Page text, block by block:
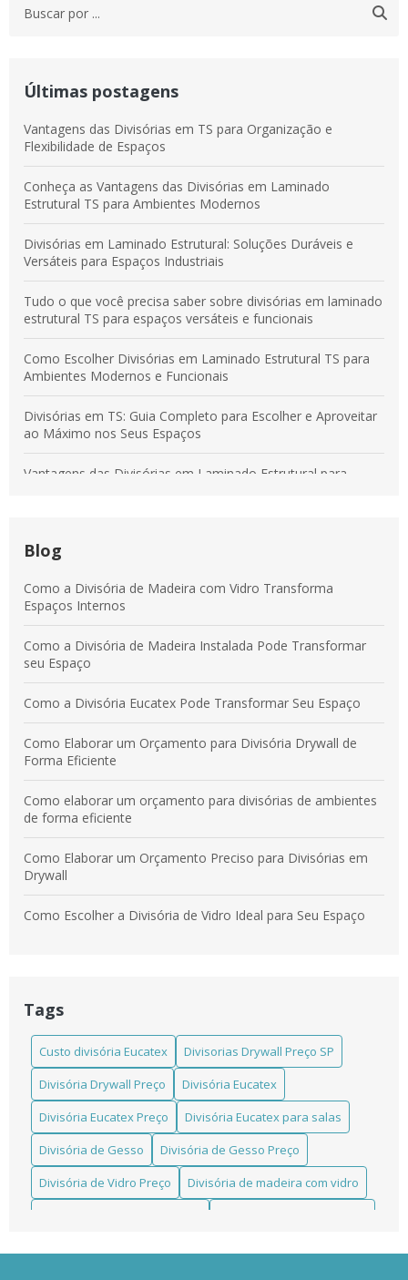
Últimas postagens
Vantagens das Divisórias em TS para Organização e
Flexibilidade de Espaços
Conheça as Vantagens das Divisórias em Laminado
Estrutural TS para Ambientes Modernos
Divisórias em Laminado Estrutural: Soluções Duráveis e
Versáteis para Espaços Industriais
Tudo o que você precisa saber sobre divisórias em laminado
estrutural TS para espaços versáteis e funcionais
Como Escolher Divisórias em Laminado Estrutural TS para
Ambientes Modernos e Funcionais
Divisórias em TS: Guia Completo para Escolher e Aproveitar
ao Máximo nos Seus Espaços
Vantagens das Divisórias em Laminado Estrutural para
Aumentar a Produtividade
Vantagens das Divisórias em Laminado Estrutural para
Ambientes Modernos e Práticos
Divisórias em Laminado Estrutural: Benefícios para
Ambientes Comerciais e Corporativos
Blog
Como a Divisória de Madeira com Vidro Transforma
Espaços Internos
Como a Divisória de Madeira Instalada Pode Transformar
seu Espaço
Como a Divisória Eucatex Pode Transformar Seu Espaço
Como Elaborar um Orçamento para Divisória Drywall de
Forma Eficiente
Como elaborar um orçamento para divisórias de ambientes
de forma eficiente
Como Elaborar um Orçamento Preciso para Divisórias em
Drywall
Como Escolher a Divisória de Vidro Ideal para Seu Espaço
Como escolher a Divisória Eucatex para salas que atende
Como escolher a melhor divisória de madeira instalada para
seu ambiente
Como Escolher Divisórias Comerciais Eficientes para Seu
Espaço
Como Escolher Divisórias em Laminado Estrutural TS para
Ambientes Modernos e Funcionais
Tags
Custo divisória Eucatex
Divisorias Drywall Preço SP
Divisória Drywall Preço
Divisória Eucatex
Divisória Eucatex Preço
Divisória Eucatex para salas
Divisória de Gesso
Divisória de Gesso Preço
Divisória de Vidro Preço
Divisória de madeira com vidro